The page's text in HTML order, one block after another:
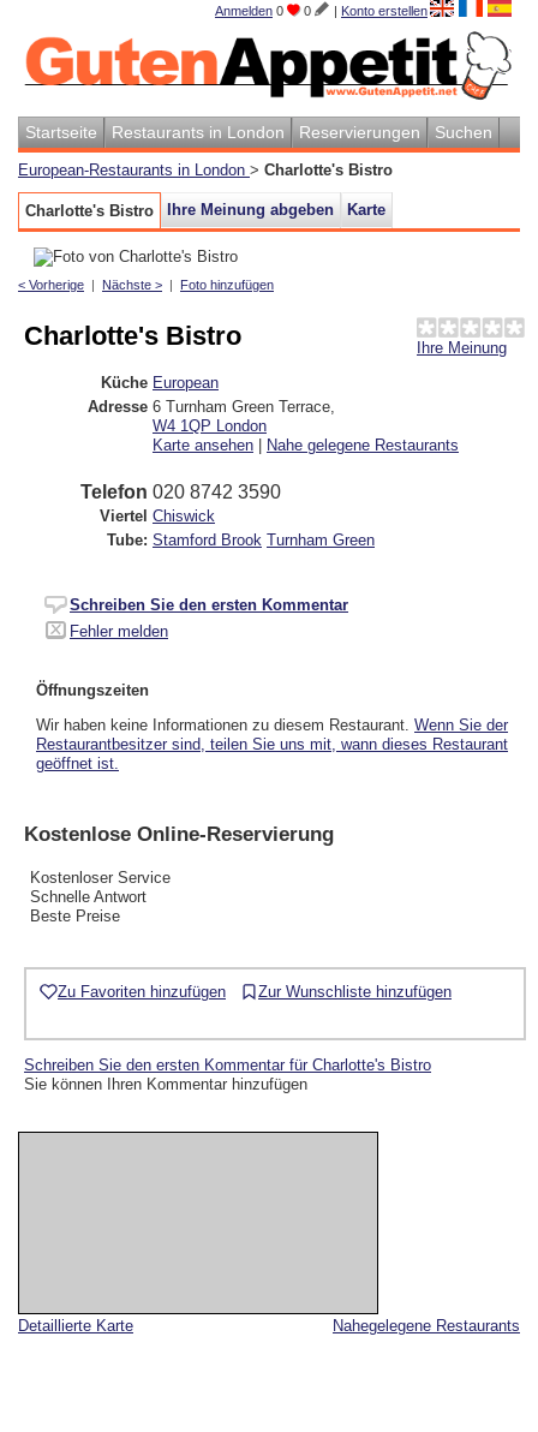
Anmelden 0 0 | Konto erstellen
Startseite Restaurants in London Reservierungen Suchen
European-Restaurants in London > Charlotte's Bistro
Charlotte's Bistro Ihre Meinung abgeben Karte
< Vorherige | Nächste > | Foto hinzufügen
Nahegelegene Restaurants
Detaillierte Karte
Ihre Meinung
Charlotte's Bistro
Küche European
Adresse 6 Turnham Green Terrace
W4 1QP London
Karte ansehen | Nahe gelegene Restaurants
Telefon 020 8742 3590
Viertel Chiswick
Tube: Stamford Brook Turnham Green
Schreiben Sie den ersten Kommentar
Fehler melden
Öffnungszeiten
Wir haben keine Informationen zu diesem Restaurant. Wenn Sie der
Restaurantbesitzer sind, teilen Sie uns mit, wann dieses Restaurant
geöffnet ist.
Kostenlose Online-Reservierung
Kostenloser Service
Schnelle Antwort
Beste Preise
Zu Favoriten hinzufügen Zur Wunschliste hinzufügen
Schreiben Sie den ersten Kommentar für Charlotte's Bistro
Sie können Ihren Kommentar hinzufügen